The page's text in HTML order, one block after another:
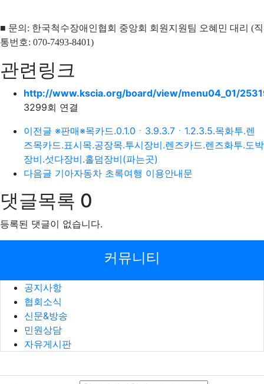
■ 문의: 한국척수장애인협회 중앙회 회원지원팀 오혜민 대리 (직
통번호: 070-7493-8401)
관련링크
http://www.kscia.org/board/view/menu04_01/
3299회 연결
이전글 ※판매※목카드.0.1.0ㆍ3.9.3.7ㆍ1.2.3.5.목화투.렌
즈목카드.표시목.공장목.투시장비.렌즈카드.렌즈화투.도박
장비.섯다장비.홀덤장비(파는곳)
다음글 기아자동차 초록여행 이용안내문
댓글목록 0
등록된 댓글이 없습니다.
커뮤니티
공지사항
협회소식
신문&방송
민원상담
자유게시판